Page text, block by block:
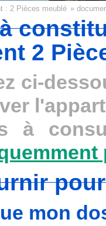
: 2 Pièces meublé »
2
ci-
à
mon